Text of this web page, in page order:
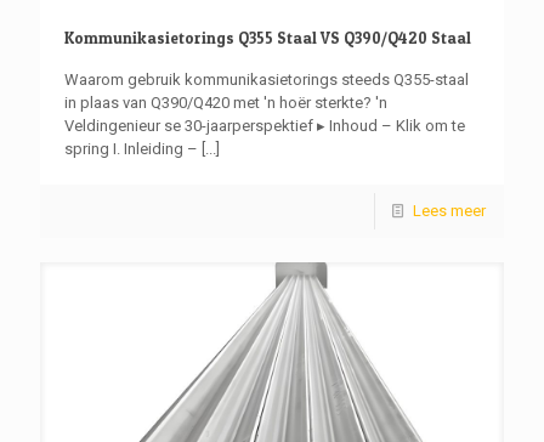
Kommunikasietorings Q355 Staal VS Q390/Q420 Staal
Waarom gebruik kommunikasietorings steeds Q355-staal
in plaas van Q390/Q420 met 'n hoër sterkte? 'n
Veldingenieur se 30-jaarperspektief ▸ Inhoud – Klik om te
spring I. Inleiding – [...]
Lees meer